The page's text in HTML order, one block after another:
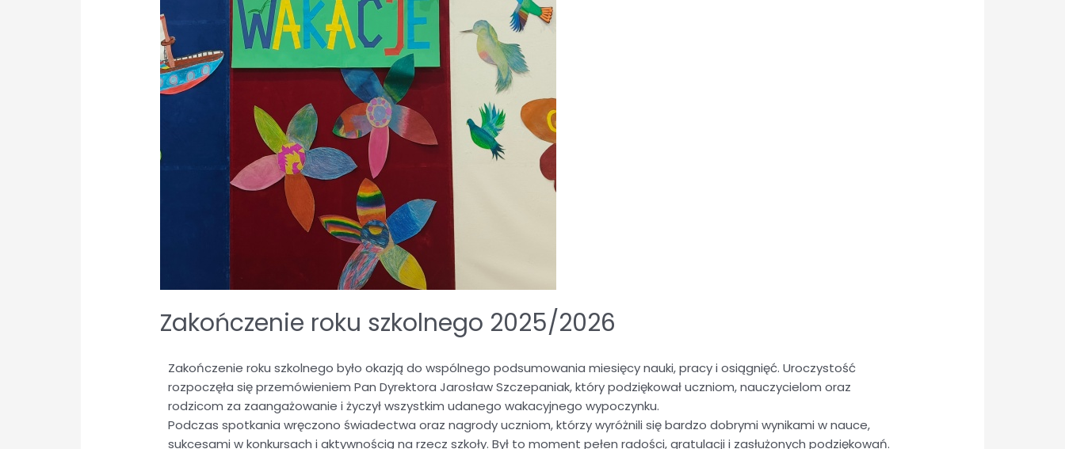
Zakończenie roku szkolnego 2025/2026
Zakończenie roku szkolnego było okazją do wspólnego podsumowania miesięcy nauki, pracy i osiągnięć. Uroczystość
rozpoczęła się przemówieniem Pan Dyrektora Jarosław Szczepaniak, który podziękował uczniom, nauczycielom oraz
rodzicom za zaangażowanie i życzył wszystkim udanego wakacyjnego wypoczynku.
Podczas spotkania wręczono świadectwa oraz nagrody uczniom, którzy wyróżnili się bardzo dobrymi wynikami w nauce,
sukcesami w konkursach i aktywnością na rzecz szkoły. Był to moment pełen radości, gratulacji i zasłużonych podziękowań.